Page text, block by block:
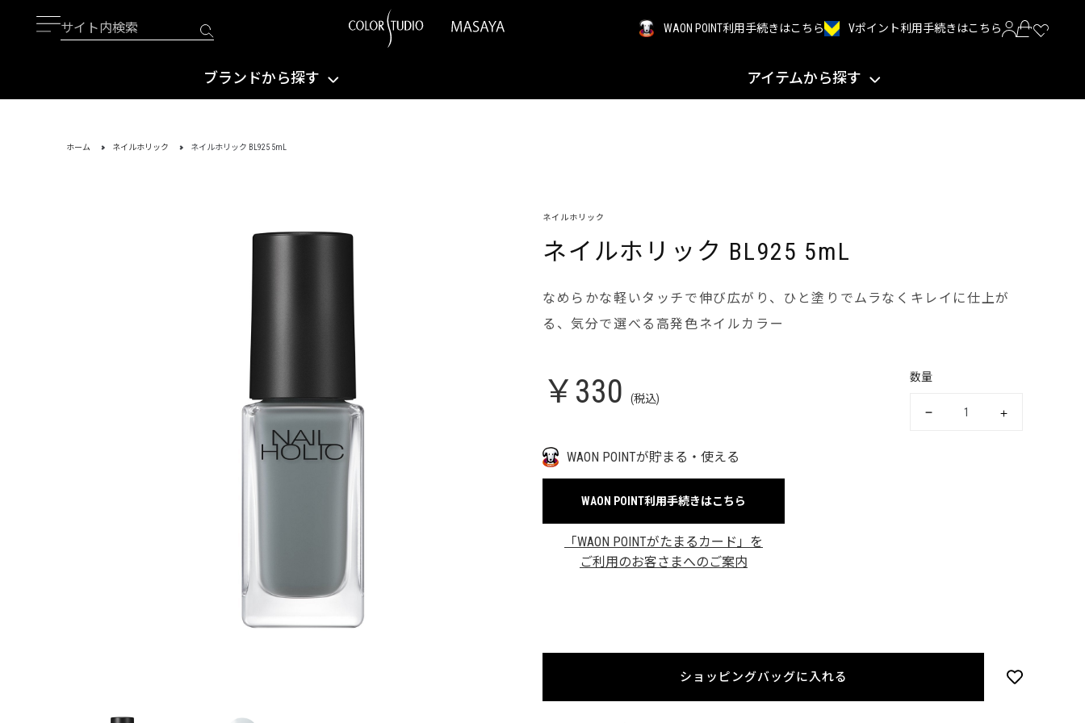
WAON POINT利用手続きはこちら Vポイント利用手続きはこちら
ブランドから探す アイテムから探す
ホーム ネイルホリック ネイルホリック BL925 5mL
ネイルホリック
ネイルホリック BL925 5mL
なめらかな軽いタッチで伸び広がり、ひと塗りでムラなくキレイに仕上が
る、気分で選べる高発色ネイルカラー
￥330 (税込)
数量
WAON POINTが貯まる・使える
WAON POINT利用手続きはこちら
「WAON POINTがたまるカード」を
ご利用のお客さまへのご案内
ショッピングバッグに入れる